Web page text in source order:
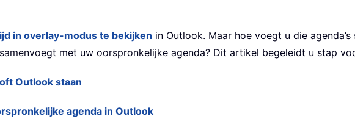
in overlay-modus te bekijken in Outlook. Maar hoe voegt u die
met uw oorspronkelijke agenda? Dit artikel begeleidt u stap
Outlook staan
agenda in Outlook